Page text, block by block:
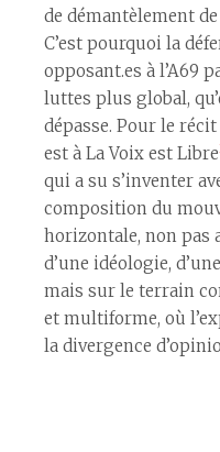
de démantèlement
C’est pourquoi la
opposant.es à l’A69
luttes plus global,
dépasse. Pour le
est à La Voix est Libre
qui a su s’inventer
composition du
horizontale, non pas
d’une idéologie,
mais sur le terrain
et multiforme, où
la divergence